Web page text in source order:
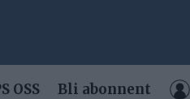
OSS Bli abonnent